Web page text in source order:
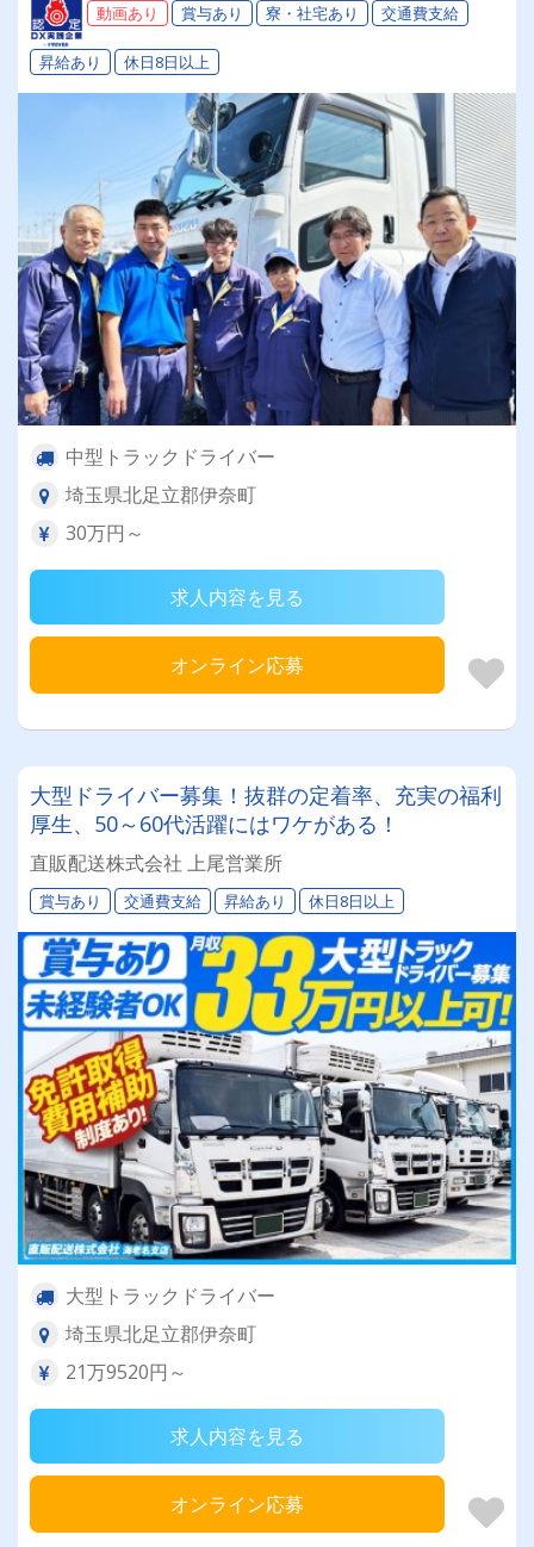
動画あり 賞与あり 寮・社宅あり 交通費支給
昇給あり 休日8日以上
中型トラックドライバー
埼玉県北足立郡伊奈町
30万円～
求人内容を見る
オンライン応募
大型ドライバー募集！抜群の定着率、充実の福利
厚生、50～60代活躍にはワケがある！
直販配送株式会社 上尾営業所
賞与あり 交通費支給 昇給あり 休日8日以上
大型トラックドライバー
埼玉県北足立郡伊奈町
21万9520円～
求人内容を見る
オンライン応募